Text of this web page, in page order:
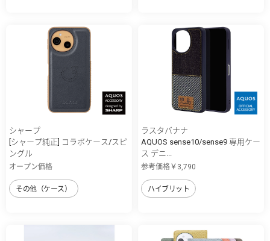
シャープ
[シャープ純正] コラボケース/スピ
ングル
オープン価格
その他（ケース）
ラスタバナナ
AQUOS sense10/sense9 専用ケー
ス デニ...
参考価格￥3,790
ハイブリット